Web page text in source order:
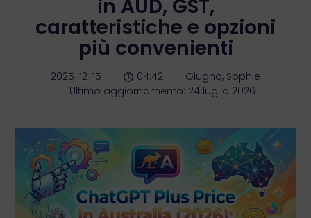
in AUD, GST,
caratteristiche e opzioni
più convenienti
2025-12-15 04:42
Giugno, Sophie
Ultimo aggiornamento: 24 luglio 2026